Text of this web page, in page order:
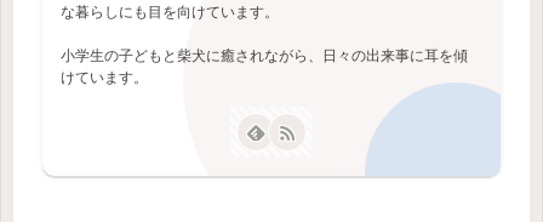
な暮らしにも目を向けています。
小学生の子どもと柴犬に癒されながら、日々の出来事に耳を傾
けています。